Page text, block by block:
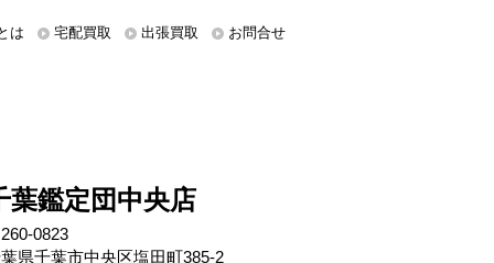
は 宅配買取 出張買取 お問合せ
葉鑑定団中央店
0823
県千葉市中央区塩田町385-2